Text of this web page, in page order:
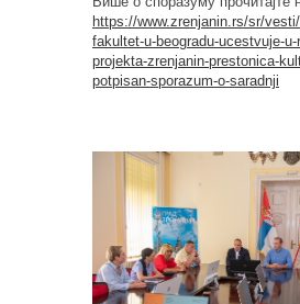
https://www.zrenjanin.rs/sr/
fakultet-u-beogradu-ucestvuje-
projekta-zrenjanin-prestonica-
potpisan-sporazum-o-saradnji